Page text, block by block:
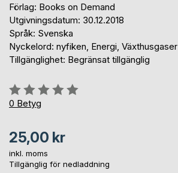
Förlag: Books on Demand
Utgivningsdatum: 30.12.2018
Språk: Svenska
Nyckelord: nyfiken, Energi, Växthusgaser
Tillgänglighet: Begränsat tillgänglig
Betyg::
0%
0 Betyg
25,00 kr
inkl. moms
Tillgänglig för nedladdning